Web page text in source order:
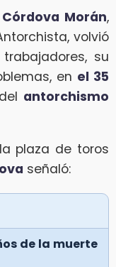
Morán,
volvió
su
en el 35
del antorchismo
plaza de toros
señaló:
de la muerte